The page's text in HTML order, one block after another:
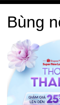
Bài luận Tiếng